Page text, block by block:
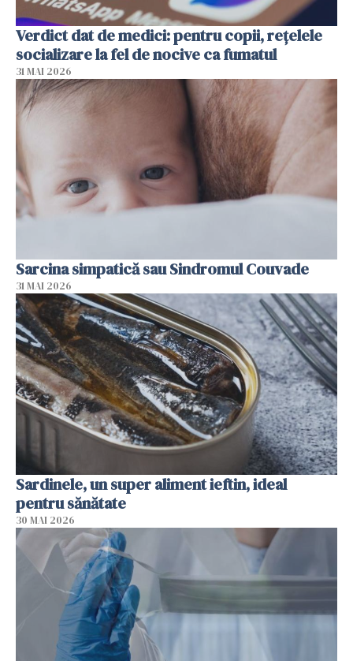
Verdict dat de medici: pentru copii, rețelele
socializare la fel de nocive ca fumatul
31 MAI 2026
Sarcina simpatică sau Sindromul Couvade
31 MAI 2026
Sardinele, un super aliment ieftin, ideal
pentru sănătate
30 MAI 2026